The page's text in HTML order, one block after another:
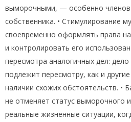
выморочными, — особенно членов
собственника. • Стимулирование
своевременно оформлять права
и контролировать его
пересмотра аналогичных дел:
подлежит пересмотру, как и
наличии схожих обстоятельств. •
не отменяет статус выморочного
реальные жизненные ситуации,